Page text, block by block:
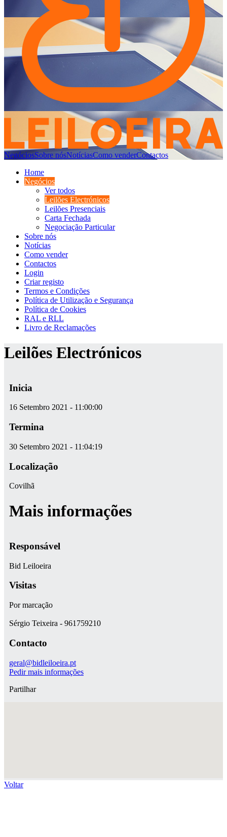
NegóciosSobre nósNotíciasComo venderContactos
Home
Negócios
Ver todos
Leilões Electrónicos
Leilões Presenciais
Carta Fechada
Negociação Particular
Sobre nós
Notícias
Como vender
Contactos
Login
Criar registo
Termos e Condições
Política de Utilização e Segurança
Política de Cookies
RAL e RLL
Livro de Reclamações
Leilões Electrónicos
Inicia
16 Setembro 2021 - 11:00:00
Termina
30 Setembro 2021 - 11:04:19
Localização
Covilhã
Mais informações
Responsável
Bid Leiloeira
Visitas
Por marcação
Sérgio Teixeira - 961759210
Contacto
geral@bidleiloeira.pt
Pedir mais informações
Partilhar
Voltar